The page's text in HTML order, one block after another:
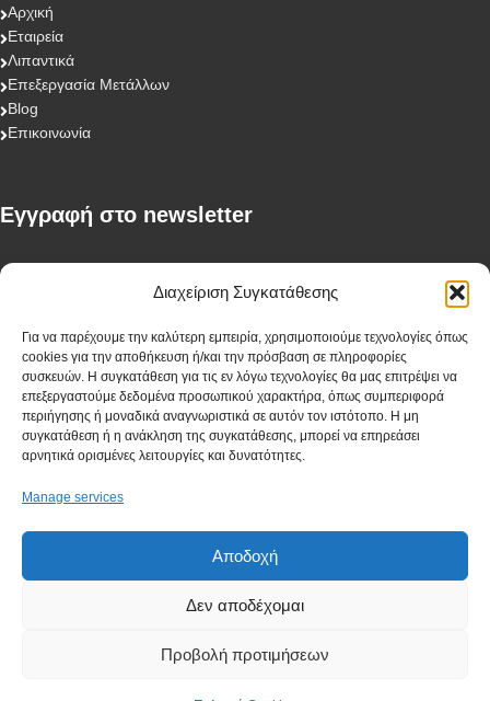
Διαχείριση Συγκατάθεσης
Για να παρέχουμε την καλύτερη εμπειρία, χρησιμοποιούμε τεχνολογίες όπως
cookies για την αποθήκευση ή/και την πρόσβαση σε πληροφορίες
συσκευών. Η συγκατάθεση για τις εν λόγω τεχνολογίες θα μας επιτρέψει να
επεξεργαστούμε δεδομένα προσωπικού χαρακτήρα, όπως συμπεριφορά
περιήγησης ή μοναδικά αναγνωριστικά σε αυτόν τον ιστότοπο. Η μη
συγκατάθεση ή η ανάκληση της συγκατάθεσης, μπορεί να επηρεάσει
αρνητικά ορισμένες λειτουργίες και δυνατότητες.
Manage services
Αποδοχή
Δεν αποδέχομαι
Προβολή προτιμήσεων
Αρχική
Εταιρεία
Λιπαντικά
Επεξεργασία Μετάλλων
Blog
Επικοινωνία
Eγγραφή στο newsletter
First Name
Last Name
I have read and agree to the terms & conditions